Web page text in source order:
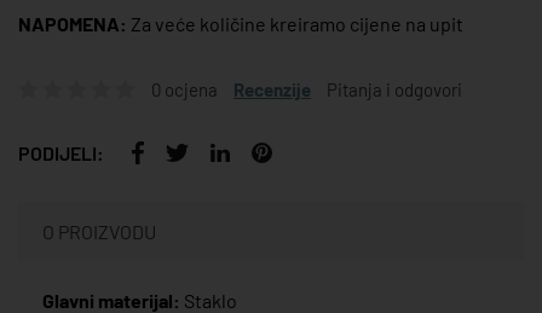
NAPOMENA: Za veće količine kreiramo cijene na upit
0 ocjena Recenzije Pitanja i odgovori
PODIJELI:
O PROIZVODU
Glavni materijal: Staklo